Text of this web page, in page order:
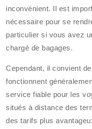
inconvénient. Il est
nécessaire pour se
particulier si vous avez
chargé de bagages.
Cependant, il convient
fonctionnent
service fiable pour les
situés à distance des
des tarifs plus